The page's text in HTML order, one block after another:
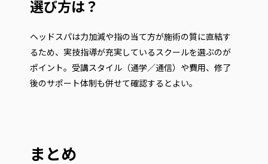
選び方は？
ヘッドスパは力加減や指の当て方が施術の質に直結す
るため、実技指導が充実しているスクールを選ぶのが
ポイント。受講スタイル（通学／通信）や費用、修了
後のサポート体制も併せて確認するとよい。
まとめ